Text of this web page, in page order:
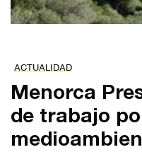
ACTUALIDAD
Menorca
de trabajo